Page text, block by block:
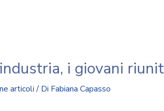
i giovani
articoli/ Di Fabiana Capasso